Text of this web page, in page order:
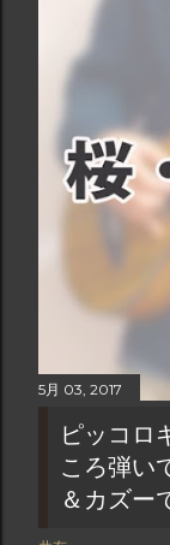
5月 03, 2017
ピッコロ
ころ弾い
＆カズー